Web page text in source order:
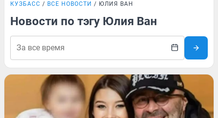
КУЗБАСС ВСЕ НОВОСТИ ЮЛИЯ ВАН
Новости по тэгу Юлия Ван